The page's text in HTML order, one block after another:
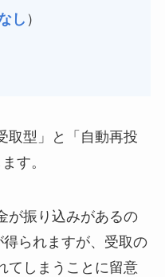
し ）
取型」と「自動再投
す。
が振り込みがあるの
得られますが、受取の
てしまうことに留意